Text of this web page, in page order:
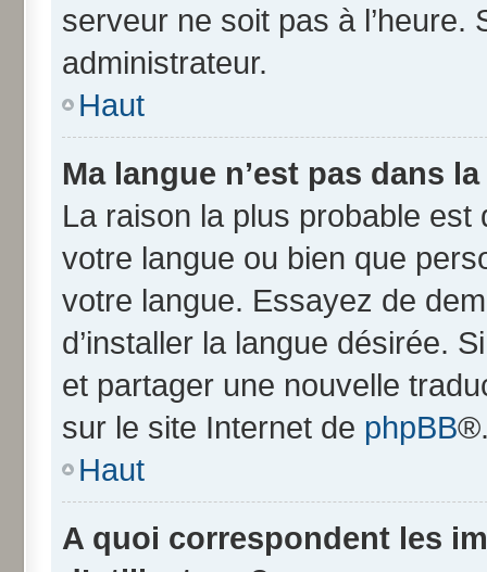
serveur ne soit pas à l’heure.
administrateur.
Haut
Ma langue n’est pas dans
La raison la plus probable est
votre langue ou bien que
votre langue. Essayez de
d’installer la langue désirée.
et partager une nouvelle
sur le site Internet de phpBB
Haut
A quoi correspondent les